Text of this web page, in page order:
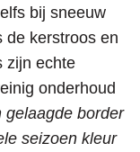
bij sneeuw
de kerstroos en
zijn echte
onderhoud
gelaagde border
seizoen kleur